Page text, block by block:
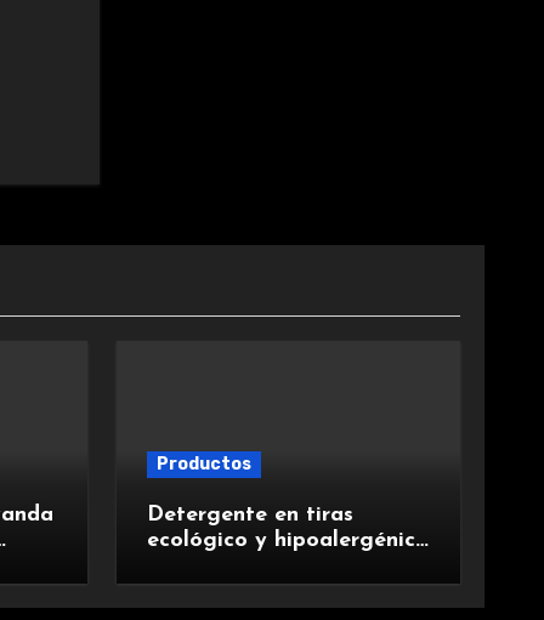
Productos
Detergente en tiras
ecológico y hipoalergénico
suavizante incluido y